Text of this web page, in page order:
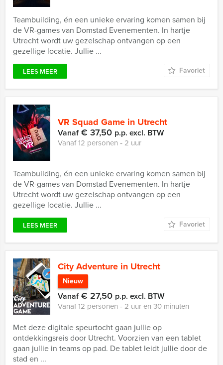
Teambuilding, én een unieke ervaring komen samen bij
de VR-games van Domstad Evenementen. In hartje
Utrecht wordt uw gezelschap ontvangen op een
gezellige locatie. Jullie ...
LEES MEER Favoriet
VR Squad Game in Utrecht
Vanaf€ 37,50 p.p. excl. BTW
Vanaf 12 personen ‐ 2 uur
Teambuilding, én een unieke ervaring komen samen bij
de VR-games van Domstad Evenementen. In hartje
Utrecht wordt uw gezelschap ontvangen op een
gezellige locatie. Jullie ...
LEES MEER Favoriet
City Adventure in Utrecht
Nieuw
Vanaf€ 27,50 p.p. excl. BTW
Vanaf 12 personen ‐ 2 uur en 30 minuten
Met deze digitale speurtocht gaan jullie op
ontdekkingsreis door Utrecht. Voorzien van een tablet
gaan jullie in teams op pad. De tablet leidt jullie door de
stad en ...